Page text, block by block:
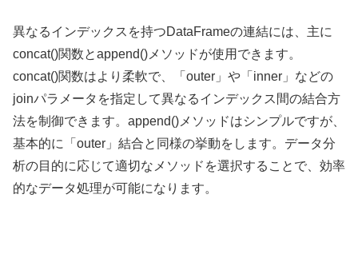
異なるインデックスを持つDataFrameの連結には、主に
concat()関数とappend()メソッドが使用できます。
concat()関数はより柔軟で、「outer」や「inner」などの
joinパラメータを指定して異なるインデックス間の結合方
法を制御できます。append()メソッドはシンプルですが、
基本的に「outer」結合と同様の挙動をします。データ分
析の目的に応じて適切なメソッドを選択することで、効率
的なデータ処理が可能になります。